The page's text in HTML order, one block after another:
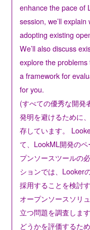
enhance the pace of
session, we’ll
adopting existing
We’ll also discuss
explore the problems
a framework for
for you.
(すべての優秀な開発
発明を避けるために
存しています。
て、LookML開発の
プンソースツールの
ションでは、Looker
採用することを検討
オープンソースソリ
立つ問題を調査しま
どうかを評価するた